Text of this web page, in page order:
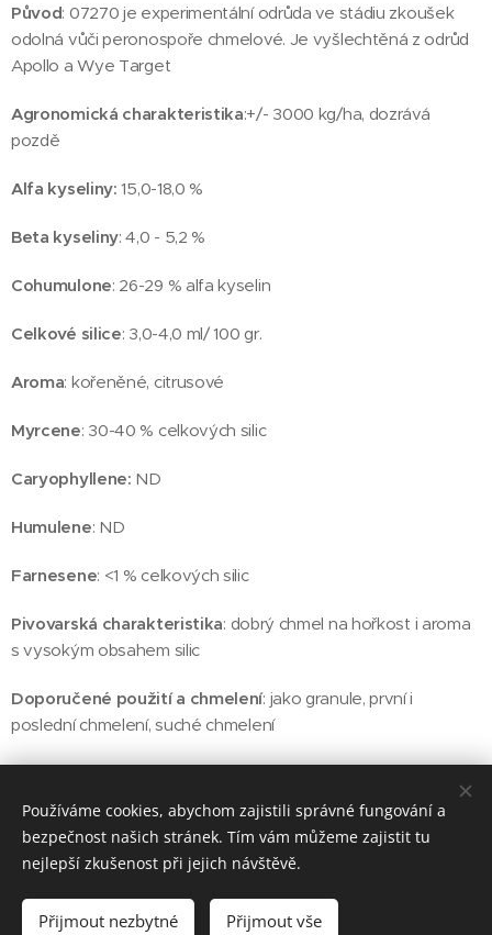
Původ: 07270 je experimentální odrůda ve stádiu zkoušek
odolná vůči peronospoře chmelové. Je vyšlechtěná z odrůd
Apollo a Wye Target
Agronomická charakteristika:+/- 3000 kg/ha, dozrává
pozdě
Alfa kyseliny: 15,0-18,0 %
Beta kyseliny: 4,0 - 5,2 %
Cohumulone: 26-29 % alfa kyselin
Celkové silice: 3,0-4,0 ml/ 100 gr.
Aroma: kořeněné, citrusové
Myrcene: 30-40 % celkových silic
Caryophyllene: ND
Humulene: ND
Farnesene: <1 % celkových silic
Pivovarská charakteristika: dobrý chmel na hořkost i aroma
s vysokým obsahem silic
Doporučené použití a chmelení: jako granule, první i
poslední chmelení, suché chmelení
© 2025 BRELEX, s. r. o.
Cookies
Používáme cookies, abychom zajistili správné fungování a
bezpečnost našich stránek. Tím vám můžeme zajistit tu
nejlepší zkušenost při jejich návštěvě.
Přijmout nezbytné Přijmout vše